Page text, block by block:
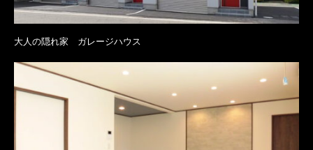
大人の隠れ家 ガレージハウス